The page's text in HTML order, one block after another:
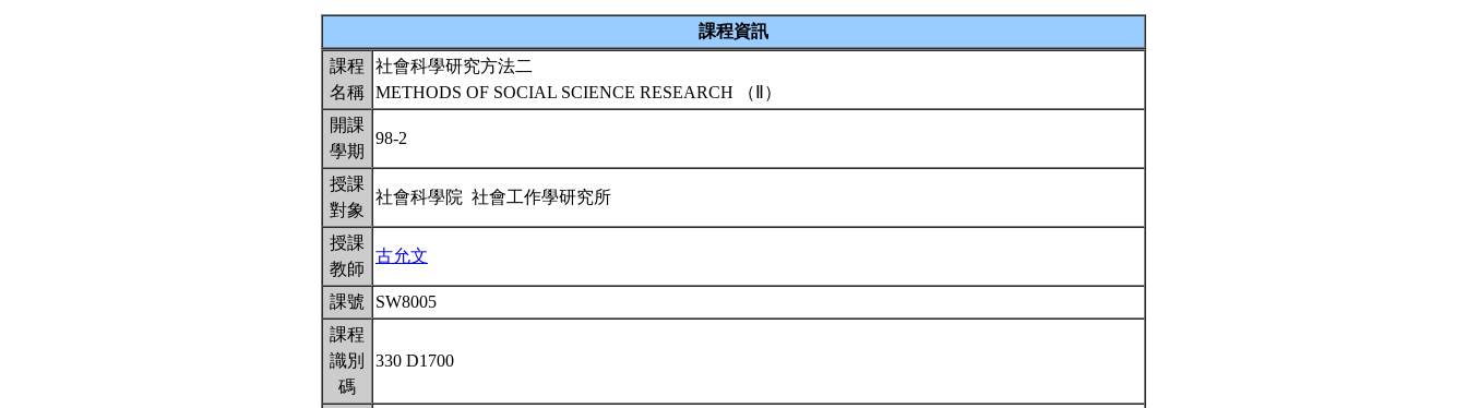
課程資訊
課程
名稱
社會科學研究方法二
METHODS OF SOCIAL SCIENCE RESEARCH （Ⅱ）
開課
學期
98-2
授課
對象
社會科學院 社會工作學研究所
授課
教師
古允文
課號
SW8005
課程
識別
碼
330 D1700